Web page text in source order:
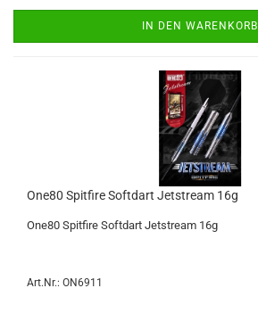
IN DEN WARENKORB
One80 Spit­fire Softdart Jet­stream 16g
One80 Spit­fire Softdart Jet­stream 16g
Art.Nr.: ON6911